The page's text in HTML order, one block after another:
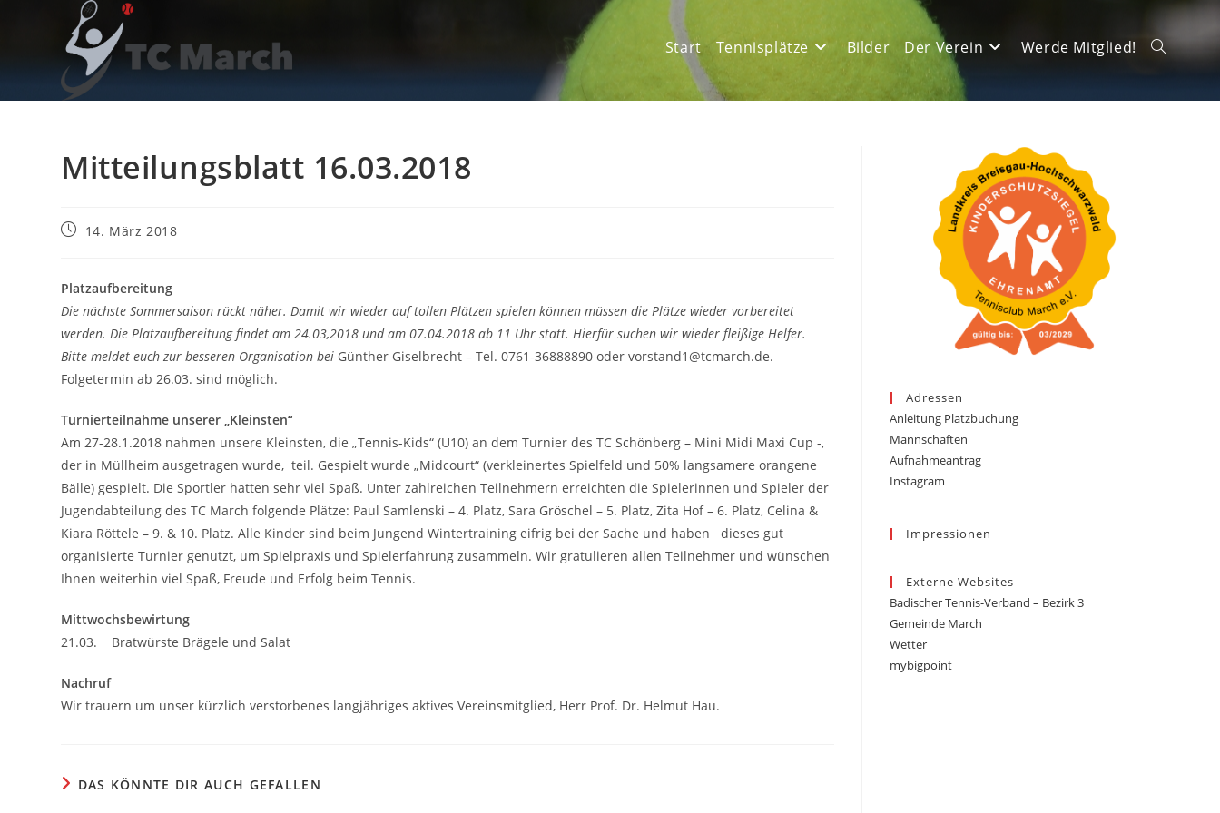
Start Tennisplätze Bilder Der Verein Werde Mitglied! Website-
Mitteilungsblatt 16.03.2018
Beitrag14. März 2018
Platzaufbereitung
Die nächste Sommersaison rückt näher. Damit wir wieder auf tollen Plätzen spielen können müssen die Plätze wieder vorbereitet
werden. Die Platzaufbereitung findet am 24.03,2018 und am 07.04.2018 ab 11 Uhr statt. Hierfür suchen wir wieder fleißige Helfer.
Bitte meldet euch zur besseren Organisation bei Günther Giselbrecht – Tel. 0761-36888890 oder vorstand1@tcmarch.de.
Folgetermin ab 26.03. sind möglich.
Turnierteilnahme unserer „Kleinsten“
Am 27-28.1.2018 nahmen unsere Kleinsten, die „Tennis-Kids“ (U10) an dem Turnier des TC Schönberg – Mini Midi Maxi Cup -,
der in Müllheim ausgetragen wurde, teil. Gespielt wurde „Midcourt“ (verkleinertes Spielfeld und 50% langsamere orangene
Bälle) gespielt. Die Sportler hatten sehr viel Spaß. Unter zahlreichen Teilnehmern erreichten die Spielerinnen und Spieler der
Jugendabteilung des TC March folgende Plätze: Paul Samlenski – 4. Platz, Sara Gröschel – 5. Platz, Zita Hof – 6. Platz, Celina &
Kiara Röttele – 9. & 10. Platz. Alle Kinder sind beim Jungend Wintertraining eifrig bei der Sache und haben dieses gut
organisierte Turnier genutzt, um Spielpraxis und Spielerfahrung zusammeln. Wir gratulieren allen Teilnehmer und wünschen
Ihnen weiterhin viel Spaß, Freude und Erfolg beim Tennis.
Mittwochsbewirtung
21.03. Bratwürste Brägele und Salat
Nachruf
Wir trauern um unser kürzlich verstorbenes langjähriges aktives Vereinsmitglied, Herr Prof. Dr. Helmut Hau.
DAS KÖNNTE DIR AUCH GEFALLEN
Adressen
Anleitung Platzbuchung
Mannschaften
Aufnahmeantrag
Instagram
Impressionen
Externe Websites
Badischer Tennis-Verband – Bezirk 3
Gemeinde March
Wetter
mybigpoint